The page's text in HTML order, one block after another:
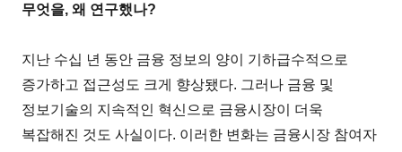
무엇을, 왜 연구했나?
지난 수십 년 동안 금융 정보의 양이 기하급수적으로
증가하고 접근성도 크게 향상됐다. 그러나 금융 및
정보기술의 지속적인 혁신으로 금융시장이 더욱
복잡해진 것도 사실이다. 이러한 변화는 금융시장 참여자